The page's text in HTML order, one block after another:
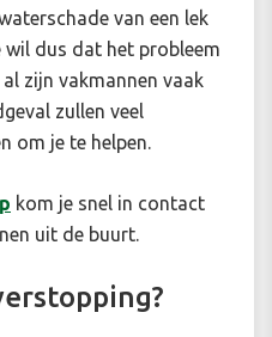
van een lek
wil dus dat het probleem
zijn vakmannen vaak
zullen veel
om je te helpen.
kom je snel in contact
uit de buurt.